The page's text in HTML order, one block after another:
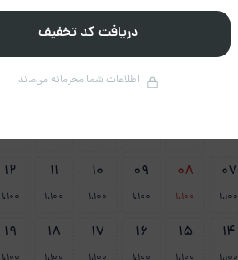
شهریور 1405
د س چ
1،100 1،100 1،100 1،100 1،100
07
1،100
08
1،100
09
1،100
10
1،100
11
1،100
12
1،100
14
15
16
17
18
19
دریافت کد تخفیف
اطلاعات شما محرمانه می‌ماند